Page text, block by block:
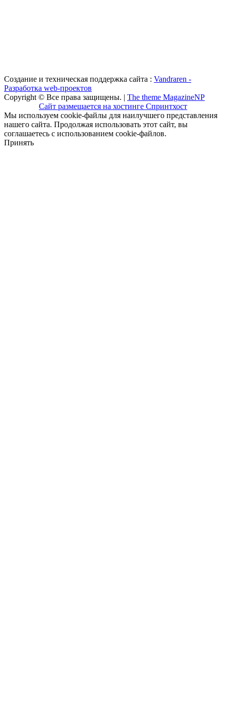
Создание и техническая поддержка сайта : Vandraren -
Разработка web-проектов
Copyright © Все права защищены. | The theme MagazineNP
Сайт размещается на хостинге Спринтхост
Мы используем cookie-файлы для наилучшего представления
нашего сайта. Продолжая использовать этот сайт, вы
соглашаетесь с использованием cookie-файлов.
Принять